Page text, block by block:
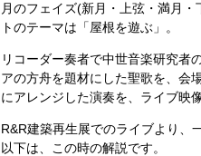
月のフェイズ(新月・上弦・満月
トのテーマは「屋根を遊ぶ」。
リコーダー奏者で中世音楽研究者
アの方舟を題材にした聖歌を、会
にアレンジした演奏を、ライブ映
R&R建築再生展でのライブより、
以下は、この時の解説です。